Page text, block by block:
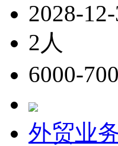
2028-
2人
6000-
外贸业